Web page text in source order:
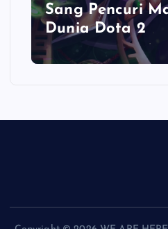
Sang Pencuri
Dunia Dota 2